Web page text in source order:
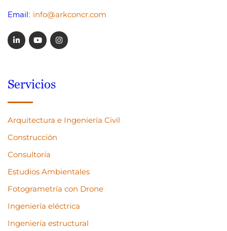
Email: info@arkconcr.com
Servicios
Arquitectura e Ingeniería Civil
Construcción
Consultoría
Estudios Ambientales
Fotogrametría con Drone
Ingeniería eléctrica
Ingeniería estructural